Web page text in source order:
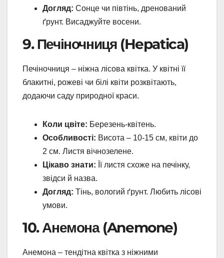
Догляд: Сонце чи півтінь, дренований
ґрунт. Висаджуйте восени.
9. Печіночниця (Hepatica)
Печіночниця – ніжна лісова квітка. У квітні її
блакитні, рожеві чи білі квіти розквітають,
додаючи саду природної краси.
Коли цвіте: Березень-квітень.
Особливості: Висота – 10-15 см, квіти до
2 см. Листя вічнозелене.
Цікаво знати: Її листя схоже на печінку,
звідси й назва.
Догляд: Тінь, вологий ґрунт. Любить лісові
умови.
10. Анемона (Anemone)
Анемона – тендітна квітка з ніжними